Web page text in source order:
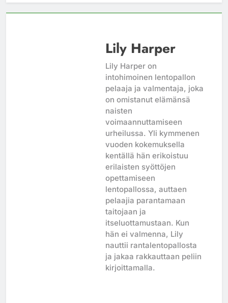
Lily Harper
Lily Harper on
intohimoinen lentopallon
pelaaja ja valmentaja, joka
on omistanut elämänsä
naisten
voimaannuttamiseen
urheilussa. Yli kymmenen
vuoden kokemuksella
kentällä hän erikoistuu
erilaisten syöttöjen
opettamiseen
lentopallossa, auttaen
pelaajia parantamaan
taitojaan ja
itseluottamustaan. Kun
hän ei valmenna, Lily
nauttii rantalentopallosta
ja jakaa rakkauttaan peliin
kirjoittamalla.